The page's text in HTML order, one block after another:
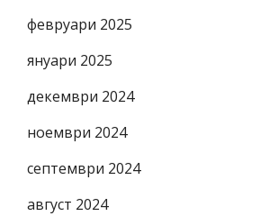
февруари 2025
януари 2025
декември 2024
ноември 2024
септември 2024
август 2024